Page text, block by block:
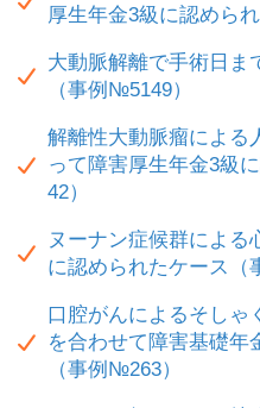
厚生年金3級に認めら
大動脈解離で手術日ま
（事例№5149）
解離性大動脈瘤による
って障害厚生年金3級
42）
ヌーナン症候群による
に認められたケース（
口腔がんによるそしゃ
を合わせて障害基礎年
（事例№263）